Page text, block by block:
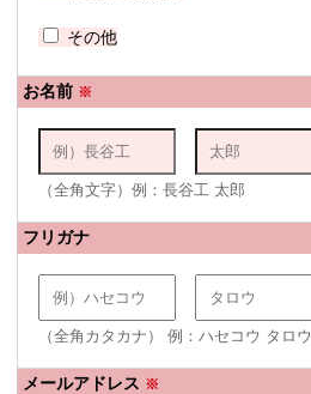
その他
お名前 ※
（全角文字）例：長谷工 太郎
フリガナ
（全角カタカナ） 例：ハセコウ タロウ
メールアドレス ※